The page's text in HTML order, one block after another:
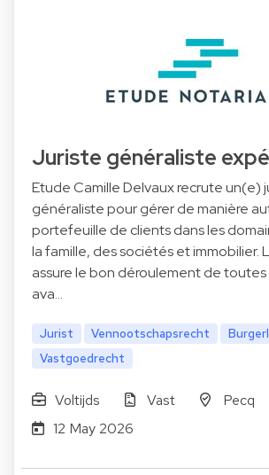
Juriste généraliste
Etude Camille Delvaux recrute un(e)
généraliste pour gérer de manière
portefeuille de clients dans les
la famille, des sociétés et immobilier.
assure le bon déroulement de
ava…
Jurist Vennootschapsrecht
Vastgoedrecht
Voltijds Vast
Pecq
12 May 2026